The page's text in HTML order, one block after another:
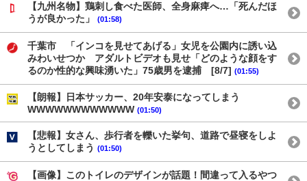
【九州名物】鶏刺し食べた医師、全身麻痺へ…「死んだほ
うが良かった」
(01:58)
千葉市 「インコを見せてあげる」女児を公園内に誘い込
みわいせつか アダルトビデオも見せ「どのような顔をす
るのか性的な興味湧いた」75歳男を逮捕 [8/7] (01:55)
【朗報】日本サッカー、20年安泰になってしまう
WWWWWWWWWWWW (01:50)
【悲報】女さん、歩行者を轢いた挙句、道路で昼寝をしよ
うとしてしまう (01:50)
【画像】このトイレのデザインが話題！間違って入るやつ